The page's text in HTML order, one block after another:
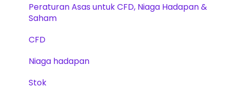
The Trading Pit – Mengenai Kami
Peraturan Asas untuk CFD, Niaga Hadapan &
Saham
CFD
Niaga hadapan
Stok